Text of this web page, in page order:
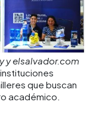
y elsalvador.com
que buscan
académico.